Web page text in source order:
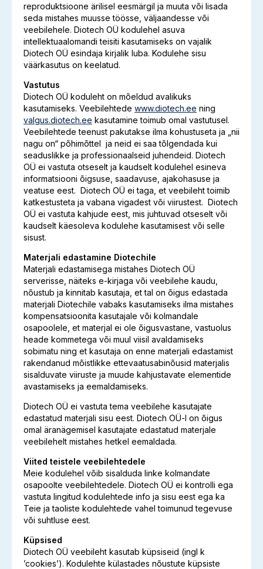
reproduktsioone ärilisel eesmärgil ja muuta või lisada
seda mistahes muusse töösse, väljaandesse või
veebilehele. Diotech OÜ kodulehel asuva
intellektuaalomandi teisiti kasutamiseks on vajalik
Diotech OÜ esindaja kirjalik luba. Kodulehe sisu
väärkasutus on keelatud.
Vastutus
Diotech OÜ koduleht on mõeldud avalikuks
kasutamiseks. Veebilehtede www.diotech.ee ning
valgus.diotech.ee kasutamine toimub omal vastutusel.
Veebilehtede teenust pakutakse ilma kohustuseta ja „nii
nagu on“ põhimõttel ja neid ei saa tõlgendada kui
seaduslikke ja professionaalseid juhendeid. Diotech
OÜ ei vastuta otseselt ja kaudselt kodulehel esineva
informatsiooni õigsuse, saadavuse, ajakohasuse ja
veatuse eest. Diotech OÜ ei taga, et veebileht toimib
katkestusteta ja vabana vigadest või viirustest. Diotech
OÜ ei vastuta kahjude eest, mis juhtuvad otseselt või
kaudselt käesoleva kodulehe kasutamisest või selle
sisust.
Materjali edastamine Diotechile
Materjali edastamisega mistahes Diotech OÜ
serverisse, näiteks e-kirjaga või veebilehe kaudu,
nõustub ja kinnitab kasutaja, et tal on õigus edastada
materjali Diotechile vabaks kasutamiseks ilma mistahes
kompensatsioonita kasutajale või kolmandale
osapoolele, et materjal ei ole õigusvastane, vastuolus
heade kommetega või muul viisil avaldamiseks
sobimatu ning et kasutaja on enne materjali edastamist
rakendanud mõistlikke ettevaatusabinõusid materjalis
sisalduvate viiruste ja muude kahjustavate elementide
avastamiseks ja eemaldamiseks.
Diotech OÜ ei vastuta tema veebilehe kasutajate
edastatud materjali sisu eest. Diotech OÜ-l on õigus
omal äranägemisel kasutajate edastatud materjale
veebilehelt mistahes hetkel eemaldada.
Viited teistele veebilehtedele
Meie kodulehel võib sisalduda linke kolmandate
osapoolte veebilehtedele. Diotech OÜ ei kontrolli ega
vastuta lingitud kodulehtede info ja sisu eest ega ka
Teie ja taoliste kodulehtede vahel toimunud tegevuse
või suhtluse eest.
Küpsised
Diotech OÜ veebileht kasutab küpsiseid (ingl k
’cookies’). Kodulehte külastades nõustute küpsiste